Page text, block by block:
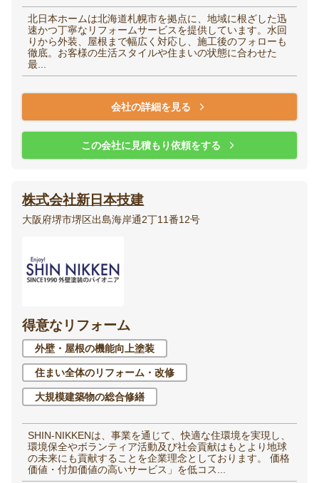
玄関 エントランス
家全体・
リノベーション
その他
北日本ホームは北海道札幌市を拠点に、地域に根ざした迅
速かつ丁寧なリフォームサービスを提供しています。水回
りから外装、屋根まで幅広く対応し、施工後のフォローも
徹底。お客様の生活スタイルや住まいの状態に合わせた
最...
会社の詳細を見る
この会社に見積もり依頼をする
株式会社新日本技建
大阪府堺市堺区出島海岸通2丁11番12号
得意なリフォーム
外壁・屋根の機能向上塗装
住まい全体のリフォーム・改修
大規模建築物の総合修繕
SHIN-NIKKENは、事業を通じて、快適な住環境を実現し、
環境保全やボランティア活動及び社会貢献はもとより地球
の未来にも貢献することを企業理念としております。 価格
価値・付加価値の高いサービス」を低コス...